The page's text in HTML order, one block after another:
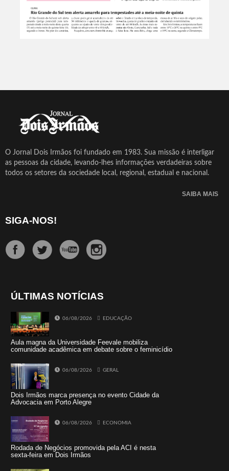
O Jornal Dois Irmãos foi fundado em 1983. Sua missão é interligar
as pessoas da cidade, levando-lhes informações verdadeiras sobre
todos os setores da sociedade local, regional, estadual e nacional.
SAIBA MAIS
SIGA-NOS!
ÚLTIMAS NOTÍCIAS
06/08/2026 EDUCAÇÃO
Aula magna da Universidade Feevale mobiliza
comunidade acadêmica em debate sobre o feminicídio
06/08/2026 GERAL
Dois Irmãos marca presença no evento Cidade da
Advocacia em Porto Alegre
06/08/2026 ECONOMIA
Rodada de Negócios promovida pela ACI é nesta
sexta-feira em Dois Irmãos